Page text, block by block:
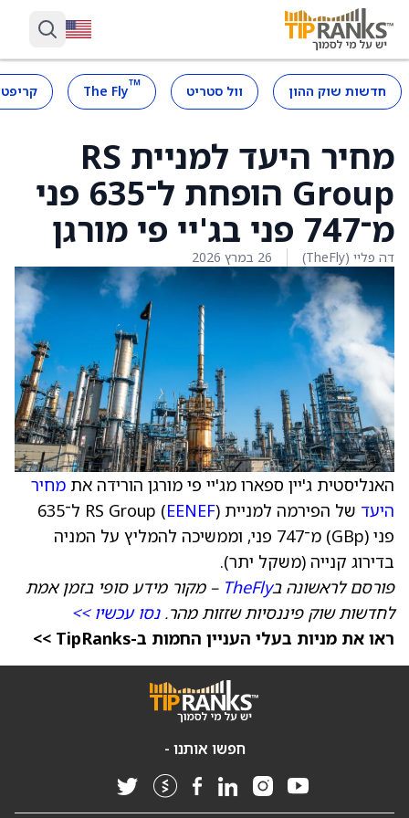
חדשות שוק ההון וול סטריט ™
The Fly
מחיר היעד למניית RS
Group הופחת ל־635 פני
מ־747 פני בג'יי פי מורגן
דה פליי (TheFly) 26 במרץ 2026
האנליסטית ג'יין ספארו מג'יי פי מורגן הורידה את מחיר
היעד של הפירמה למניית RS Group ( EENEF
) ל־635
פני (GBp) מ־747 פני, וממשיכה להמליץ על המניה
בדירוג קנייה (משקל יתר).
פורסם לראשונה בTheFly – מקור מידע סופי בזמן אמת
לחדשות שוק פיננסיות שזזות מהר.נסו עכשיו >>
ראו את מניות בעלי העניין החמות ב-TipRanks >>
חפשו אותנו -